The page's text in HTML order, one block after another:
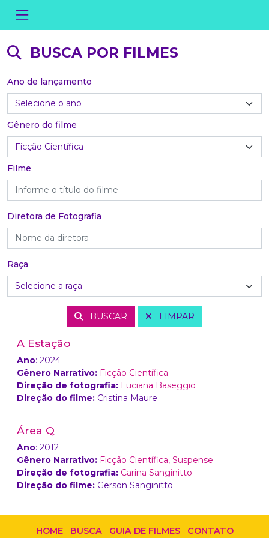
BUSCA POR FILMES
Ano de lançamento
Gênero do filme
Filme
Diretora de Fotografia
Raça
BUSCAR LIMPAR
A Estação
Ano: 2024
Gênero Narrativo: Ficção Científica
Direção de fotografia: Luciana Baseggio
Direção do filme: Cristina Maure
Área Q
Ano: 2012
Gênero Narrativo: Ficção Científica, Suspense
Direção de fotografia: Carina Sanginitto
Direção do filme: Gerson Sanginitto
HOME BUSCA GUIA DE FILMES CONTATO